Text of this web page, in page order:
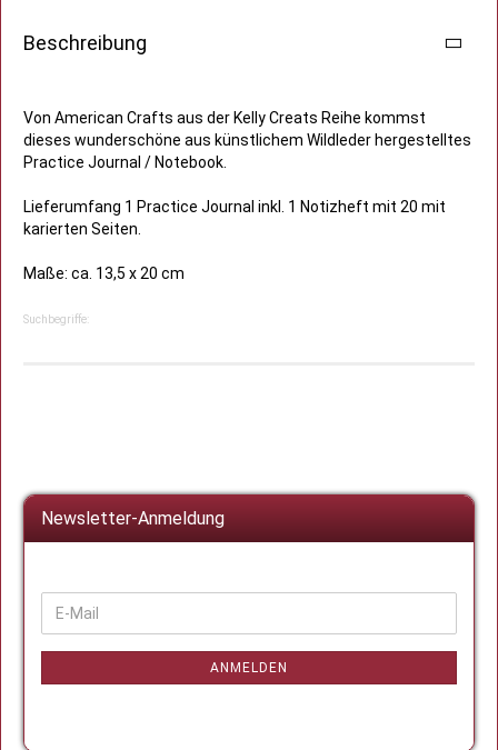
Beschreibung
Von American Crafts aus der Kelly Creats Reihe kommst
dieses wunderschöne aus künstlichem Wildleder hergestelltes
Practice Journal / Notebook.
Lieferumfang 1 Practice Journal inkl. 1 Notizheft mit 20 mit
karierten Seiten.
Maße: ca. 13,5 x 20 cm
Suchbegriffe:
Newsletter-Anmeldung
WEITER
ZUR
NEWSLETTER-
E-
Mail
ANMELDEN